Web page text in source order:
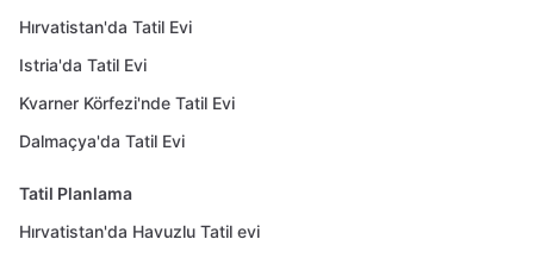
Hırvatistan'da Tatil Evi
Istria'da Tatil Evi
Kvarner Körfezi'nde Tatil Evi
Dalmaçya'da Tatil Evi
Tatil Planlama
Hırvatistan'da Havuzlu Tatil evi